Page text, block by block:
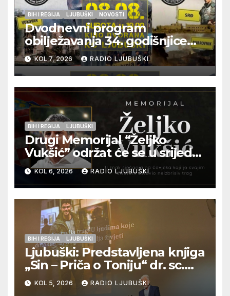
BIH I REGIJA LJUBUŠKI NOVOSTI
Dvodnevni program
obilježavanja 34. godišnjice
pogibije generala Blaža
Kraljevića i osmorice
pripadnika HOS-a
KOL 7, 2026 RADIO LJUBUŠKI
BIH I REGIJA LJUBUŠKI
Drugi Memorijal “Željko
Vukšić” održat će se u srijedu
12. kolovoza u Otoku
KOL 6, 2026 RADIO LJUBUŠKI
BIH I REGIJA LJUBUŠKI
Ljubuški: Predstavljena knjiga
„Sin – Priča o Toniju“ dr. sc.
Zdenka Hercega
KOL 5, 2026 RADIO LJUBUŠKI